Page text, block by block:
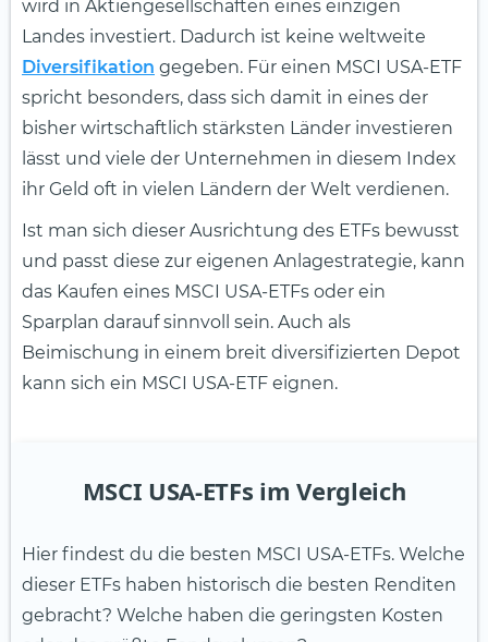
wird in Aktiengesellschaften eines einzigen
Landes investiert. Dadurch ist keine weltweite
Diversifikation gegeben. Für einen MSCI USA-ETF
spricht besonders, dass sich damit in eines der
bisher wirtschaftlich stärksten Länder investieren
lässt und viele der Unternehmen in diesem Index
ihr Geld oft in vielen Ländern der Welt verdienen.
Ist man sich dieser Ausrichtung des ETFs bewusst
und passt diese zur eigenen Anlagestrategie, kann
das Kaufen eines MSCI USA-ETFs oder ein
Sparplan darauf sinnvoll sein. Auch als
Beimischung in einem breit diversifizierten Depot
kann sich ein MSCI USA-ETF eignen.
MSCI USA-ETFs im Vergleich
Hier findest du die besten MSCI USA-ETFs. Welche
dieser ETFs haben historisch die besten Renditen
gebracht? Welche haben die geringsten Kosten